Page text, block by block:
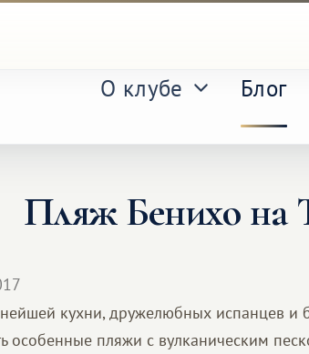
О клубе Блог
Пляж Бенихо на
кухни, дружелюбных испанцев и
особенные пляжи с вулканическим